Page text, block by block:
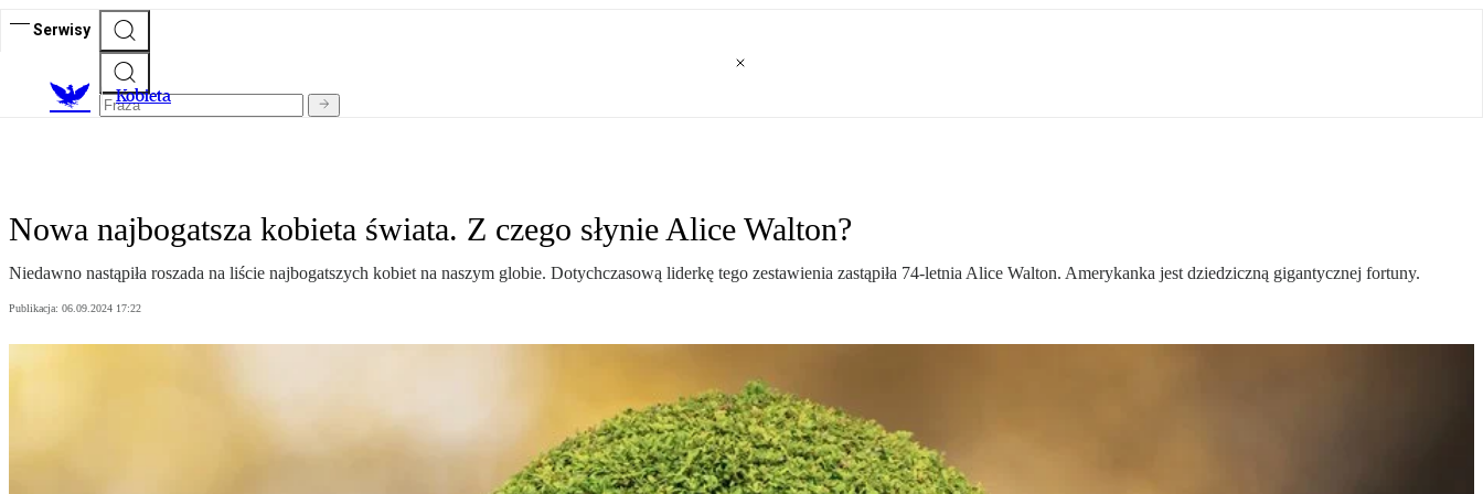
Serwisy
Kobieta
Nowa najbogatsza kobieta świata. Z czego słynie Alice Walton?
Niedawno nastąpiła roszada na liście najbogatszych kobiet na naszym globie. Dotychczasową liderkę tego zestawienia zastąpiła 74-letnia Alice Walton. Amerykanka jest dziedziczną gigantycznej fortuny.
Publikacja: 06.09.2024 17:22